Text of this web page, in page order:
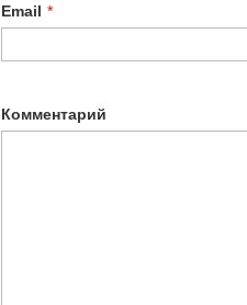
Email *
Комментарий